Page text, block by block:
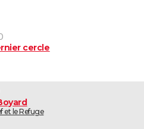
cercle
et le Refuge